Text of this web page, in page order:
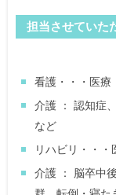
担当させていた
看護・・・医療
介護 ： 認知症
など
リハビリ・・・
介護 ： 脳卒中